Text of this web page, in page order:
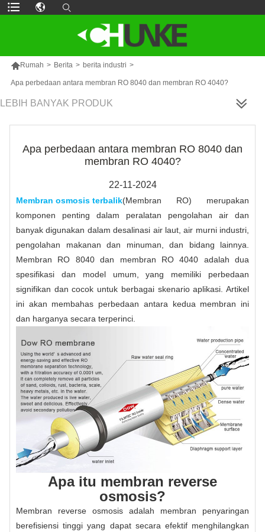
Rumah > Berita > berita industri >
Apa perbedaan antara membran RO 8040 dan membran RO 4040?
LEBIH BANYAK PRODUK
Apa perbedaan antara membran RO 8040 dan
membran RO 4040?
22-11-2024
Membran osmosis terbalik(Membran RO) merupakan
komponen penting dalam peralatan pengolahan air dan
banyak digunakan dalam desalinasi air laut, air murni industri,
pengolahan makanan dan minuman, dan bidang lainnya.
Membran RO 8040 dan membran RO 4040 adalah dua
spesifikasi dan model umum, yang memiliki perbedaan
signifikan dan cocok untuk berbagai skenario aplikasi. Artikel
ini akan membahas perbedaan antara kedua membran ini
dan harganya secara terperinci.
Apa itu membran reverse
osmosis?
Membran reverse osmosis adalah membran penyaringan
berefisiensi tinggi yang dapat secara efektif menghilangkan